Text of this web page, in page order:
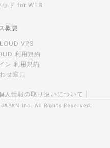
ウド for WEB
概要
VPS
利用規約
ン 利用規約
せ窓口
人情報の取り扱いについて
Inc. All Rights Reserved.